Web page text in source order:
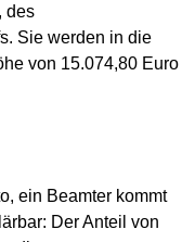
des
Sie werden in die
von 15.074,80 Euro
ein Beamter kommt
Der Anteil von